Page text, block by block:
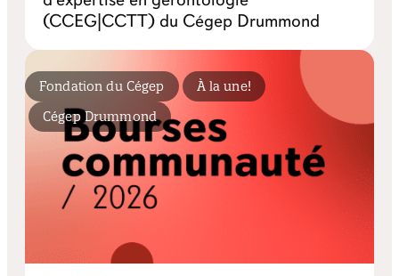
(CCEG|CCTT) du Cégep Drummond
Fondation du Cégep
À la une!
Cégep Drummond